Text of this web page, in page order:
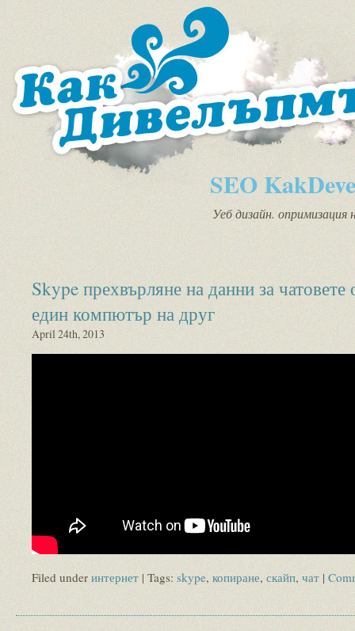
SEO
Уеб дизайн. опримизация
Skype прехвърляне на данни за чатовете
един компютър на друг
April 24th, 2013
Filed under интернет | Tags: skype, копиране, скайп, чат |